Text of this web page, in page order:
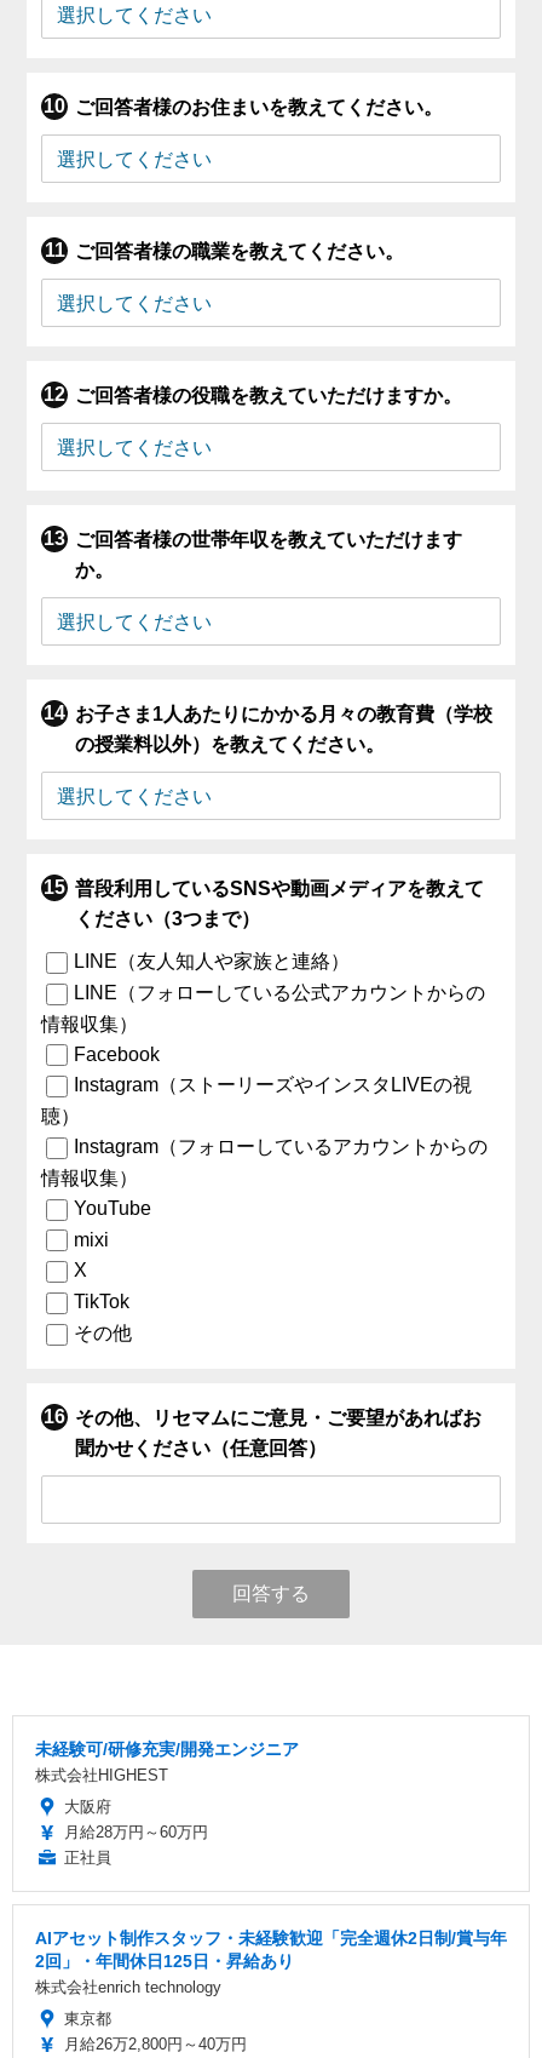
ご回答者様のお住まいを教えてください。
ご回答者様の職業を教えてください。
ご回答者様の役職を教えていただけますか。
ご回答者様の世帯年収を教えていただけます
か。
お子さま1人あたりにかかる月々の教育費（学校
の授業料以外）を教えてください。
普段利用しているSNSや動画メディアを教えて
ください（3つまで）
LINE（友人知人や家族と連絡）
LINE（フォローしている公式アカウントからの
情報収集）
Facebook
Instagram（ストーリーズやインスタLIVEの視
聴）
Instagram（フォローしているアカウントからの
情報収集）
YouTube
mixi
X
TikTok
その他
その他、リセマムにご意見・ご要望があればお
聞かせください（任意回答）
回答する
未経験可/研修充実/開発エンジニア
株式会社HIGHEST
大阪府
月給28万円～60万円
正社員
AIアセット制作スタッフ・未経験歓迎「完全週休2日制/賞与年
2回」・年間休日125日・昇給あり
株式会社enrich technology
東京都
月給26万2,800円～40万円